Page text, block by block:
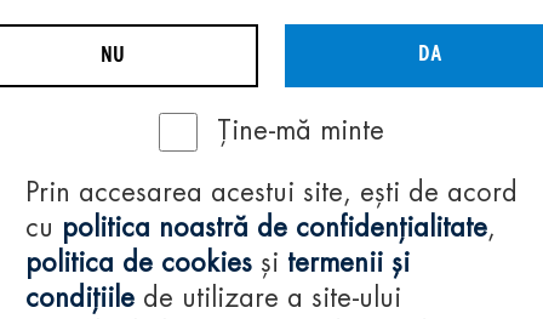
NU DA
Ține-mă minte
Prin accesarea acestui site, ești de acord
cu politica noastră de confidențialitate,
politica de cookies și termenii și
condițiile de utilizare a site-ului